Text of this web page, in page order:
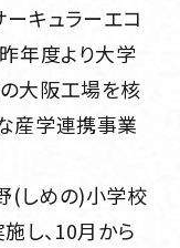
ーキュラーエコ
年度より大学
大阪工場を核
産学連携事業
(しめの)小学校
し、10月から